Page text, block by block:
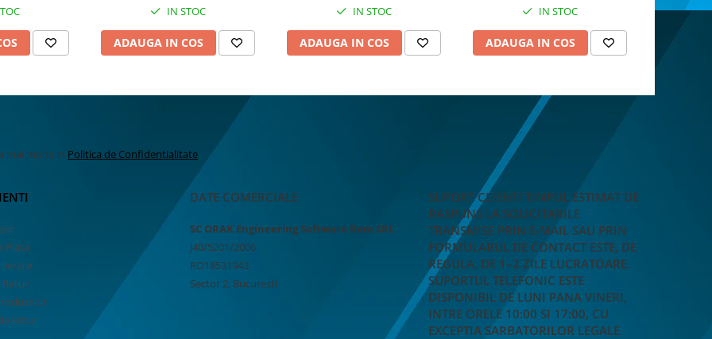
IN STOC
ADAUGA IN COS
IN STOC
ADAUGA IN COS
IN STOC
ADAUGA IN COS
mai multe in Politica de Confidentialitate
Plata
livrare
Retur
Retur
DATE COMERCIALE
SC ORAK Engineering Software Rom SRL
J40/5201/2006
RO18531943
Sector 2, Bucuresti
SUPORT CLIENTI TIMPUL ESTIMAT DE
RASPUNS LA SOLICITARILE
TRANSMISE PRIN E-MAIL SAU PRIN
FORMULARUL DE CONTACT ESTE, DE
REGULA, DE 1–2 ZILE LUCRATOARE.
SUPORTUL TELEFONIC ESTE
DISPONIBIL DE LUNI PANA VINERI,
INTRE ORELE 10:00 SI 17:00, CU
EXCEPTIA SARBATORILOR LEGALE.